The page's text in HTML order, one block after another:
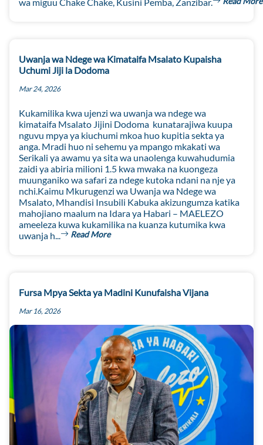
Uwanja wa Ndege wa Kimataifa Msalato Kupaisha
Uchumi Jiji la Dodoma
Mar 24, 2026
Kukamilika kwa ujenzi wa uwanja wa ndege wa
kimataifa Msalato Jijini Dodoma kunatarajiwa kuupa
nguvu mpya ya kiuchumi mkoa huo kupitia sekta ya
anga. Mradi huo ni sehemu ya mpango mkakati wa
Serikali ya awamu ya sita wa unaolenga kuwahudumia
zaidi ya abiria milioni 1.5 kwa mwaka na kuongeza
muunganiko wa safari za ndege kutoka ndani na nje ya
nchi.Kaimu Mkurugenzi wa Uwanja wa Ndege wa
Msalato, Mhandisi Insubili Kabuka akizungumza katika
mahojiano maalum na Idara ya Habari – MAELEZO
ameeleza kuwa kukamilika na kuanza kutumika kwa
uwanja h...
Read More
Fursa Mpya Sekta ya Madini Kunufaisha Vijana
Mar 16, 2026